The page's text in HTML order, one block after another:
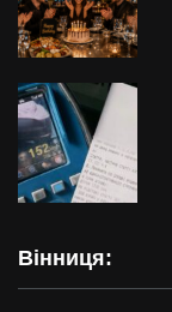
Вінниця: